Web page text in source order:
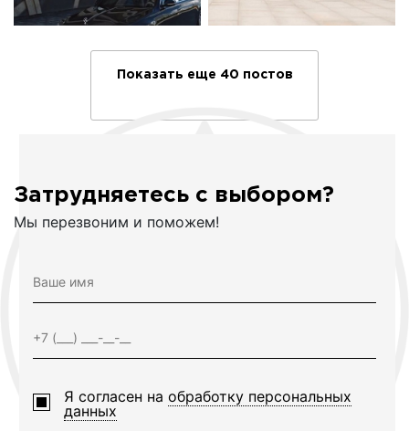
Показать еще 40 постов
Затрудняетесь с выбором?
Мы перезвоним и поможем!
Я согласен на обработку персональных
данных